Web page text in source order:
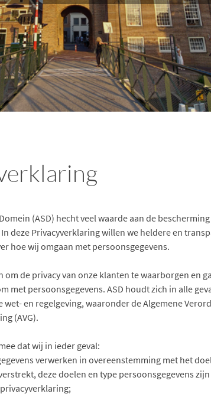
(ASD) hecht veel waarde aan de bescherming
deze Privacyverklaring willen we heldere en
hoe wij omgaan met persoonsgegevens.
om de privacy van onze klanten te waarborgen en
met persoonsgegevens. ASD houdt zich in alle
wet- en regelgeving, waaronder de Algemene
(AVG).
dat wij in ieder geval:
verwerken in overeenstemming met het
deze doelen en type persoonsgegevens zijn